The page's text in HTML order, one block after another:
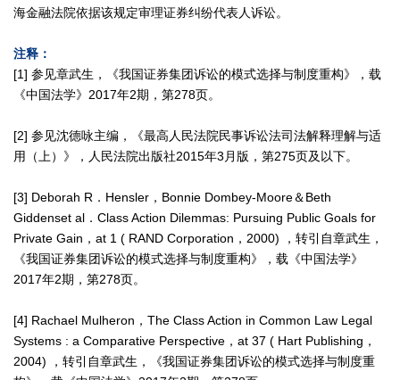
海金融法院依据该规定审理证券纠纷代表人诉讼。
注释：
[1] 参见章武生，《我国证券集团诉讼的模式选择与制度重构》，载
《中国法学》2017年2期，第278页。
[2] 参见沈德咏主编，《最高人民法院民事诉讼法司法解释理解与适
用（上）》，人民法院出版社2015年3月版，第275页及以下。
[3] Deborah R．Hensler，Bonnie Dombey-Moore＆Beth
Giddenset al．Class Action Dilemmas: Pursuing Public Goals for
Private Gain，at 1 ( RAND Corporation，2000) ，转引自章武生，
《我国证券集团诉讼的模式选择与制度重构》，载《中国法学》
2017年2期，第278页。
[4] Rachael Mulheron，The Class Action in Common Law Legal
Systems : a Comparative Perspective，at 37 ( Hart Publishing，
2004) ，转引自章武生，《我国证券集团诉讼的模式选择与制度重